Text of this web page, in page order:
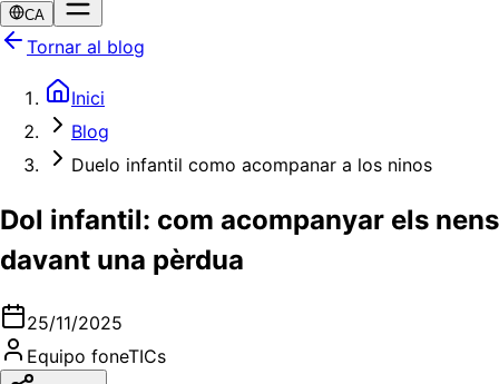
CA
Tornar al blog
Inici
Blog
Duelo infantil como acompanar a los ninos
Dol infantil: com acompanyar els nens
davant una pèrdua
25/11/2025
Equipo foneTICs